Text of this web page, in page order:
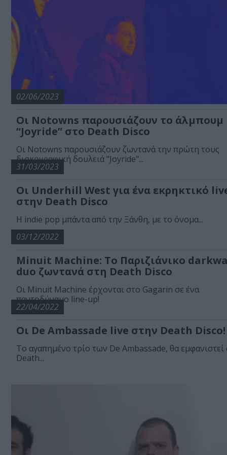
02/06/2023
Οι Notowns παρουσιάζουν το άλμπουμ
“Joyride” στο Death Disco
Οι Notowns παρουσιάζουν ζωντανά την πρώτη τους
δισκογραφική δουλειά "Joyride"...
31/03/2023
Οι Underhill West για ένα εκρηκτικό
στην Death Disco
Η indie pop μπάντα από την Ξάνθη, με το όνομα...
03/12/2022
Minuit Machine: Το Παριζιάνικο
duo ζωντανά στη Death Disco
Οι Minuit Machine έρχονται στο Gagarin σε ένα
παντοδύναμο line-up!
22/04/2022
Οι De Ambassade live στην Death Disco!
Το αγαπημένο τρίο των De Ambassade, θα εμφανιστεί
Death...